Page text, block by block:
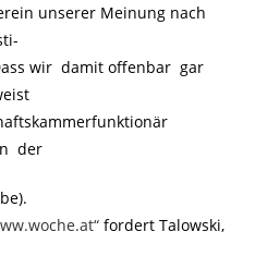
unserer Meinung nach
wir damit offenbar gar
der
fordert Talowski,